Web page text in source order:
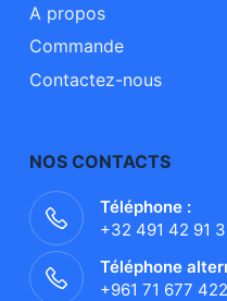
A propos
Commande
Contactez-nous
NOS CONTACTS
Téléphone :
+32 491 42 91
Téléphone
+961 71 677 422